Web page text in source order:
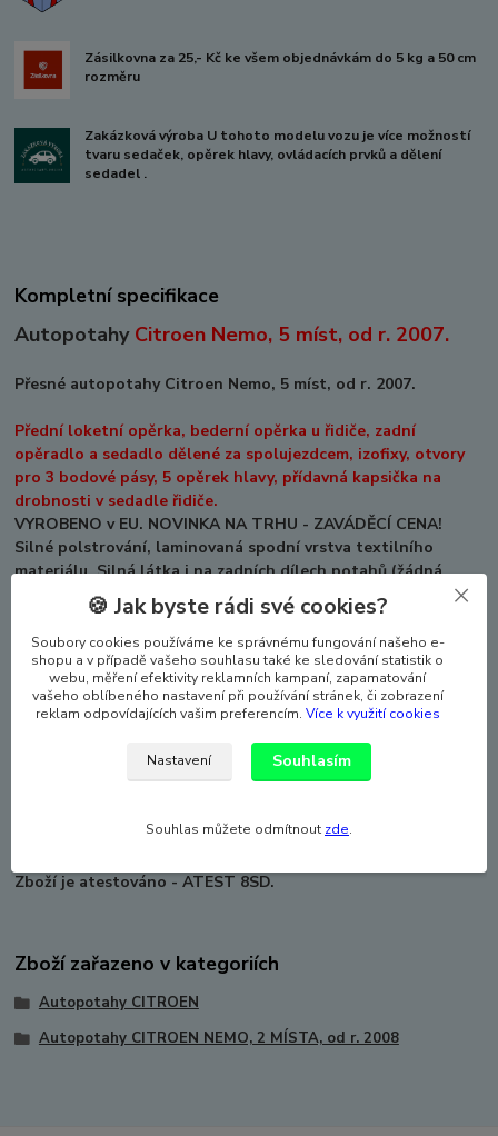
Zásilkovna za 25,- Kč ke všem objednávkám do 5 kg a 50 cm
rozměru
Zakázková výroba U tohoto modelu vozu je více možností
tvaru sedaček, opěrek hlavy, ovládacích prvků a dělení
sedadel .
Kompletní specifikace
Autopotahy Citroen Nemo, 5 míst, od r. 2007.
Přesné autopotahy Citroen Nemo, 5 míst, od r. 2007.
Přední loketní opěrka, bederní opěrka u řidiče, zadní
opěradlo a sedadlo dělené za spolujezdcem, izofixy, otvory
pro 3 bodové pásy, 5 opěrek hlavy, přídavná kapsička na
drobnosti v sedadle řidiče.
VYROBENO v EU. NOVINKA NA TRHU - ZAVÁDĚCÍ CENA!
Silné polstrování, laminovaná spodní vrstva textilního
materiálu. Silná látka i na zadních dílech potahů (žádná
síťovina). Při výrobě a zpracování střihů pro konkrétní auto je
vždy přihlíženo k původním švům a tvarům sedadel, a k tomu,
aby výsledný efekt byl co nejlepší z estetického a funkčního
hlediska.
Autopotahy dokonale pasují a laminace autopotahy zpevňuje
a zabraňuje sklouzávání potahů ze sedadel.
Sada autopotahů na celé auto včetně povlaků hlavových
opěrek. Vhodné pro auta s bočními airbagy, ale lze použít i
prát na 30°, velmi snadná montáž.
Zboží je atestováno - ATEST 8SD.
Zboží zařazeno v kategoriích
Autopotahy CITROEN
Autopotahy CITROEN NEMO, 2 MÍSTA, od r. 2008
🍪 Jak byste rádi své cookies?
Soubory cookies používáme ke správnému fungování našeho e-
shopu a v případě vašeho souhlasu také ke sledování statistik o
webu, měření efektivity reklamních kampaní, zapamatování
vašeho oblíbeného nastavení při používání stránek, či zobrazení
reklam odpovídajících vašim preferencím. Více k využití cookies
Nastavení Souhlasím
Souhlas můžete odmítnout zde.